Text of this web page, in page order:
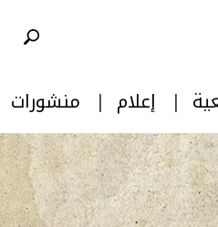
إعلام منشورات